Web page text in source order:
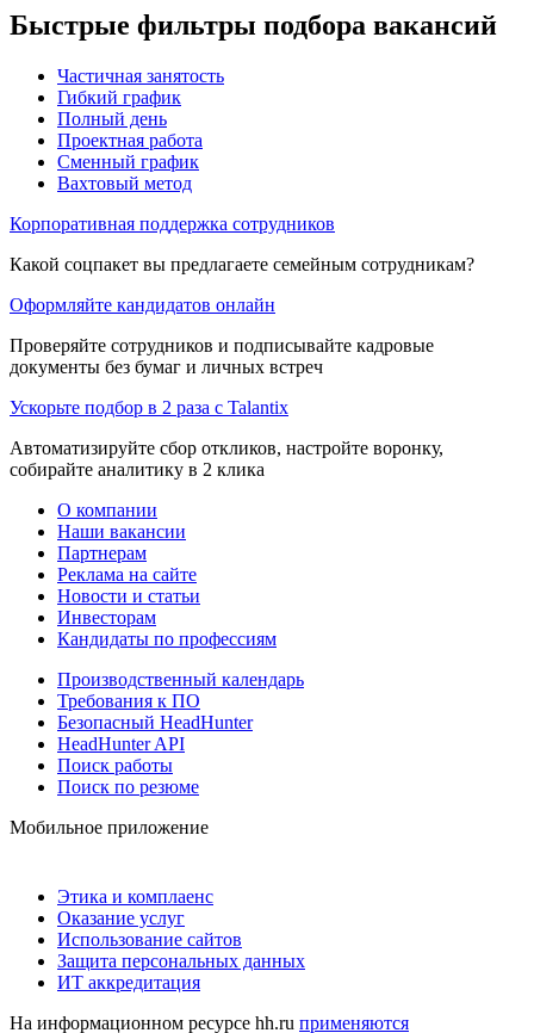
Быстрые фильтры подбора вакансий
Частичная занятость
Гибкий график
Полный день
Проектная работа
Сменный график
Вахтовый метод
Корпоративная поддержка сотрудников
Какой соцпакет вы предлагаете семейным сотрудникам?
Оформляйте кандидатов онлайн
Проверяйте сотрудников и подписывайте кадровые
документы без бумаг и личных встреч
Ускорьте подбор в 2 раза с Talantix
Автоматизируйте сбор откликов, настройте воронку,
собирайте аналитику в 2 клика
О компании
Наши вакансии
Партнерам
Реклама на сайте
Новости и статьи
Инвесторам
Кандидаты по профессиям
Производственный календарь
Требования к ПО
Безопасный HeadHunter
HeadHunter API
Поиск работы
Поиск по резюме
Мобильное приложение
Этика и комплаенс
Оказание услуг
Использование сайтов
Защита персональных данных
ИТ аккредитация
На информационном ресурсе hh.ru применяются